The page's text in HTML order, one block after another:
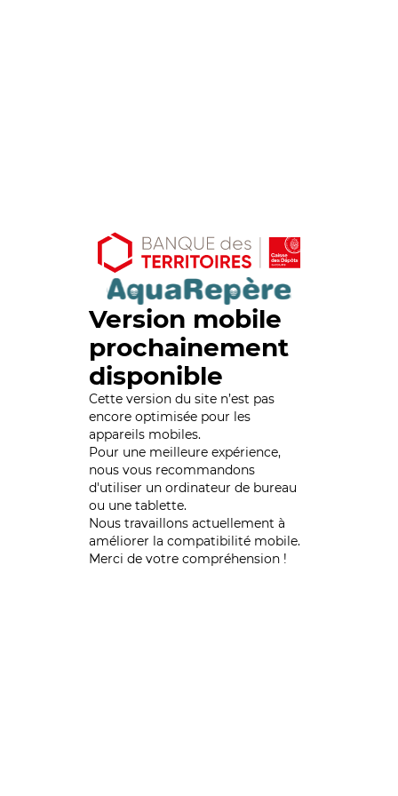
Version mobile
prochainement
disponible
Cette version du site n’est pas
encore optimisée pour les
appareils mobiles.
Pour une meilleure expérience,
nous vous recommandons
d'utiliser un ordinateur de bureau
ou une tablette.
Nous travaillons actuellement à
améliorer la compatibilité mobile.
Merci de votre compréhension !